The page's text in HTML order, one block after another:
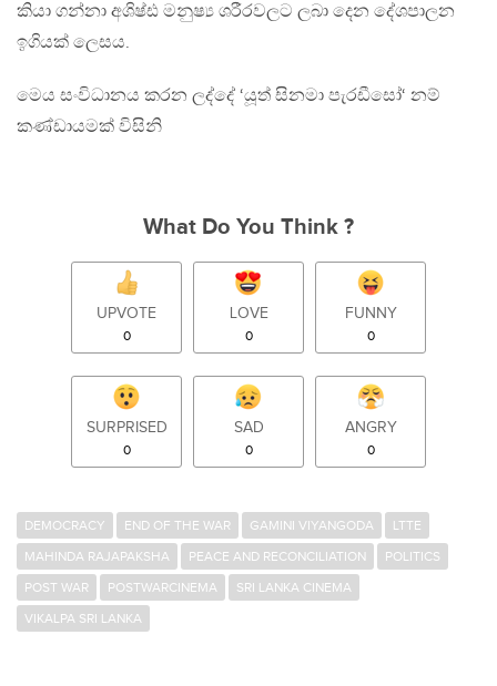
කියා ගන්නා අශිෂ්ඪ මනුෂ්‍ය ශරීරවලට ලබා දෙන දේශපාලන
ඉගියක් ලෙසය.
මෙය සංවිධානය කරන ලද්දේ ‘යූත් සිනමා පැරඩීසෝ‘ නම්
කණ්ඩායමක් විසිනි
What Do You Think ?
UPVOTE
0
LOVE
0
FUNNY
0
SURPRISED
0
SAD
0
ANGRY
0
DEMOCRACY END OF THE WAR GAMINI VIYANGODA
LTTE
MAHINDA RAJAPAKSHA
PEACE AND RECONCILIATION
POLITICS
POST WAR
POSTWARCINEMA
SRI LANKA CINEMA
VIKALPA SRI LANKA